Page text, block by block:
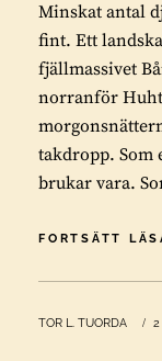
Minskat antal
fint. Ett
fjällmassivet
norranför
takdropp. Som
brukar vara.
FORTSÄTT
BY
TOR L. TUORDA